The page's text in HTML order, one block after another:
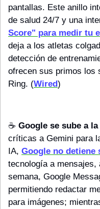
pantallas. Este anillo
de salud 24/7 y una
Score" para medir tu
deja a los atletas
detección de
ofrecen sus primos los
Ring. (Wired)
☕️ Google se sube a
críticas a Gemini para
IA, Google no detiene
tecnología a
semana, Google
permitiendo redactar
para imágenes;